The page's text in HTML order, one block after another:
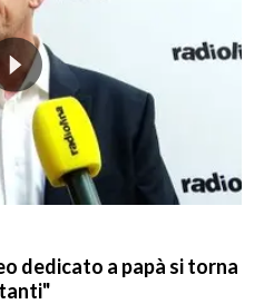
dedicato a papà si torna